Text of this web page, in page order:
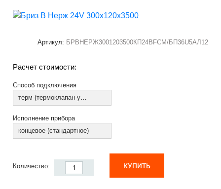
Артикул: БРВНЕРЖ3001203500КП24ВFCM/БП36U5АЛ12
Расчет стоимости:
Способ подключения
терм (термоклапан установлен)
Исполнение прибора
концевое (стандартное)
Количество: КУПИТЬ